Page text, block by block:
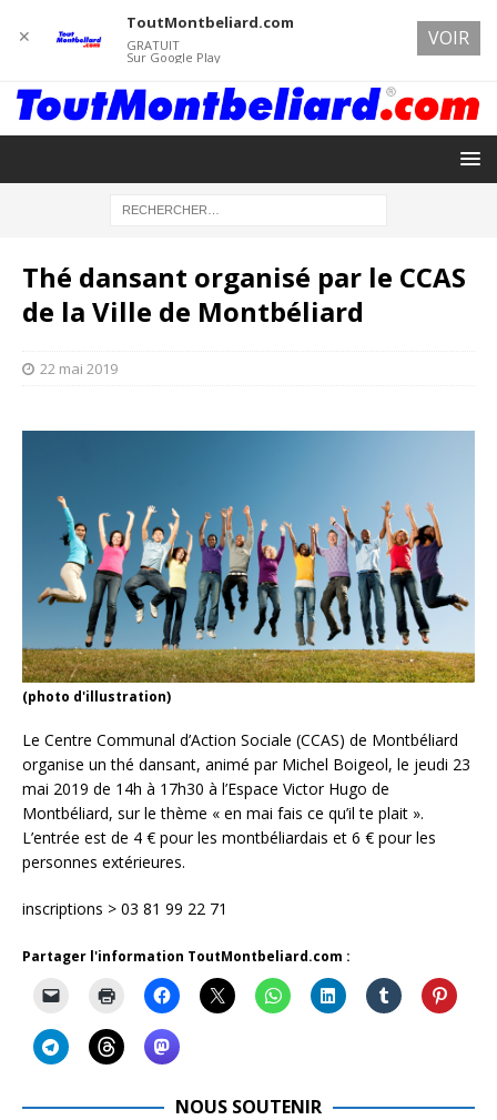
Thé dansant organisé par le CCAS
de la Ville de Montbéliard
22 mai 2019
(photo d'illustration)
Le Centre Communal d’Action Sociale (CCAS) de Montbéliard
organise un thé dansant, animé par Michel Boigeol, le jeudi 23
mai 2019 de 14h à 17h30 à l’Espace Victor Hugo de
Montbéliard, sur le thème « en mai fais ce qu’il te plait ».
L’entrée est de 4 € pour les montbéliardais et 6 € pour les
personnes extérieures.
inscriptions > 03 81 99 22 71
Partager l'information ToutMontbeliard.com :
NOUS SOUTENIR
✕
ToutMontbeliard.com
GRATUIT
Sur Google Play
VOIR